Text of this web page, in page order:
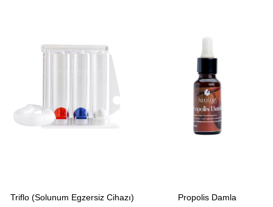
Triflo (Solunum Egzersiz Cihazı) Propolis Damla